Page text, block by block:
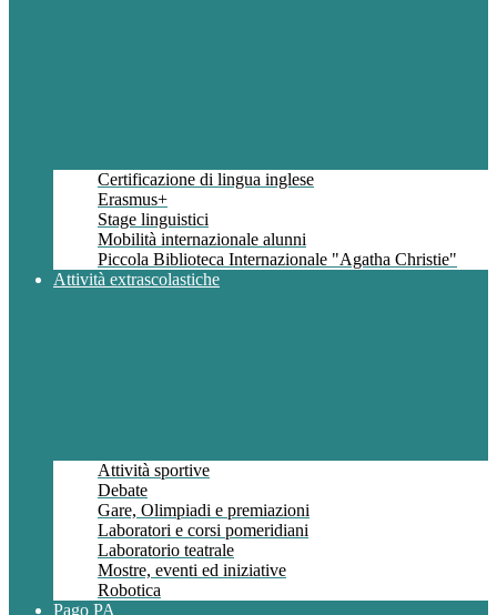
Certificazione di lingua inglese
Erasmus+
Stage linguistici
Mobilità internazionale alunni
Piccola Biblioteca Internazionale "Agatha Christie"
Attività extrascolastiche
Attività sportive
Debate
Gare, Olimpiadi e premiazioni
Laboratori e corsi pomeridiani
Laboratorio teatrale
Mostre, eventi ed iniziative
Robotica
Pago PA